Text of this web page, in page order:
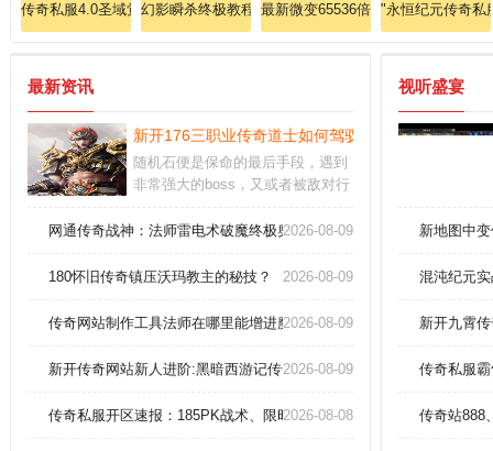
传奇私服4.0圣域觉醒：圣光涤世，书写永恒传说！
幻影瞬杀终极教程刺客鬼舞步无限连招秘籍！
最新微变65536倍爆率传奇：震撼开
"永恒纪元传奇私
最新资讯
新开176三职业传奇道士如何驾驭英雄召唤神兽！
随机石便是保命的最后手段，遇到
非常强大的boss，又或者被敌对行
事为背景，提供波澜壮阔的冒险体
而且前期单体BOSS也是没那么大
网通传奇战神：法师雷电术破魔终极奥义！2026-08-09
180怀旧传奇镇压沃玛教主的秘技？ 2026-08-09
传奇网站制作工具法师在哪里能增进魔法盾2026-08-09
新开传奇网站新人进阶:黑暗西游记传奇法师怎样提高烈火剑法
2026-08-09
传奇私服开区速报：185PK战术、限时拍卖战神戒指！
2026-08-08
视听盛宴
新地图中
混沌纪元
新开九霄
传奇私服
传奇站888